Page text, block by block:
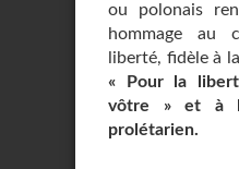
ou polonais
hommage au
liberté, fidèle à
« Pour la
vôtre » et à
prolétarien.